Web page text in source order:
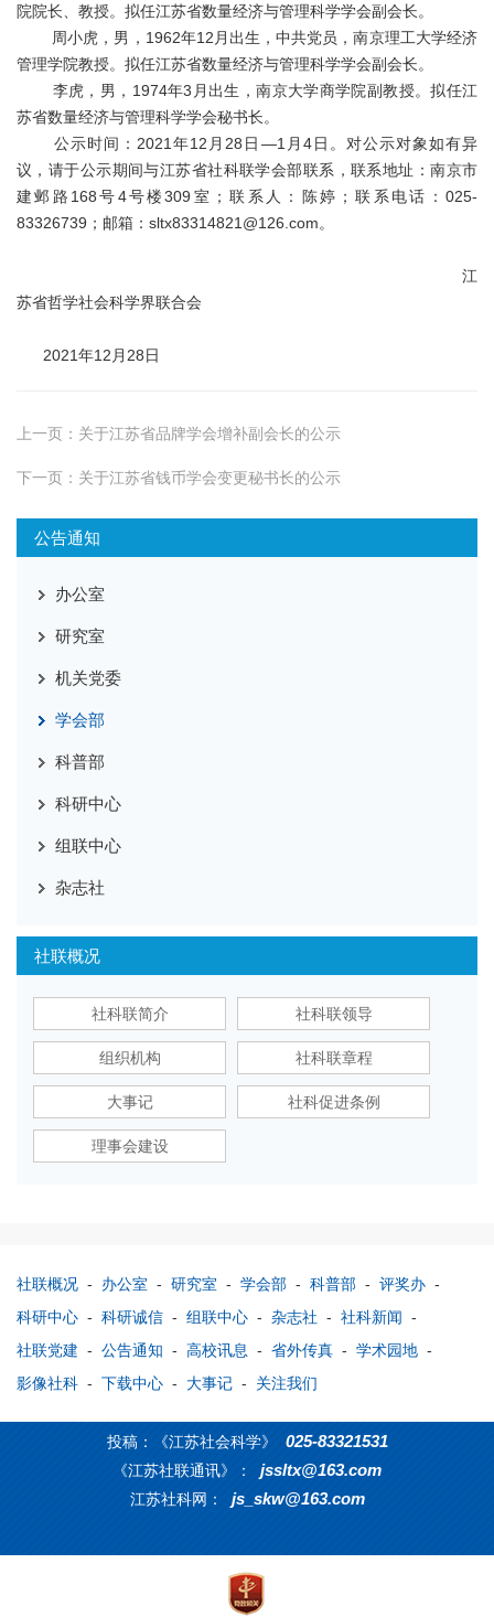
院院长、教授。拟任江苏省数量经济与管理科学学会副会长。
周小虎，男，1962年12月出生，中共党员，南京理工大学经济
管理学院教授。拟任江苏省数量经济与管理科学学会副会长。
李虎，男，1974年3月出生，南京大学商学院副教授。拟任江
苏省数量经济与管理科学学会秘书长。
公示时间：2021年12月28日—1月4日。对公示对象如有异
议，请于公示期间与江苏省社科联学会部联系，联系地址：南京市
建邺路168号4号楼309室；联系人：陈婷；联系电话：025-
83326739；邮箱：sltx83314821@126.com。
江
苏省哲学社会科学界联合会
2021年12月28日
上一页： 关于江苏省品牌学会增补副会长的公示
下一页： 关于江苏省钱币学会变更秘书长的公示
公告通知
办公室
研究室
机关党委
学会部
科普部
科研中心
组联中心
杂志社
社联概况
社科联简介 社科联领导
组织机构 社科联章程
大事记 社科促进条例
理事会建设
社联概况 - 办公室 - 研究室 - 学会部 - 科普部 - 评奖办 -
科研中心 - 科研诚信 - 组联中心 - 杂志社 - 社科新闻 -
社联党建 - 公告通知 - 高校讯息 - 省外传真 - 学术园地 -
影像社科 - 下载中心 - 大事记 - 关注我们
投稿：《江苏社会科学》 025-83321531
《江苏社联通讯》： jssltx@163.com
江苏社科网： js_skw@163.com